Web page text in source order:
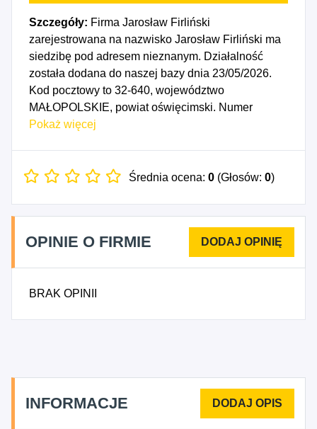
Szczegóły: Firma Jarosław Firliński
zarejestrowana na nazwisko Jarosław Firliński ma
siedzibę pod adresem nieznanym. Działalność
została dodana do naszej bazy dnia 23/05/2026.
Kod pocztowy to 32-640, województwo
MAŁOPOLSKIE, powiat oświęcimski. Numer
Identyfikacji Podatkowej NIP to 5491896504, a
działalności gospodarczej przypada na dzień
żywności dla odbiorców zewnętrznych (katering
regularny) i pozostała gastronomiczna działalność
usługowa, 8559D - Pozostałe pozaszkolne formy
Pokaż więcej
Średnia ocena: 0 (Głosów: 0)
OPINIE O FIRMIE
BRAK OPINII
INFORMACJE